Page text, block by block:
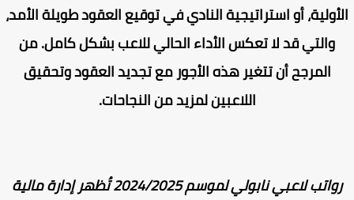
أو استراتيجية النادي في توقيع العقود طويلة الأمد،
والتي قد لا تعكس الأداء الحالي للاعب بشكل كامل. من
المرجح أن تتغير هذه الأجور مع تجديد العقود وتحقيق
اللاعبين لمزيد من النجاحات.
رواتب لاعبي نابولي لموسم 2024/2025 تُظهر إدارة مالية